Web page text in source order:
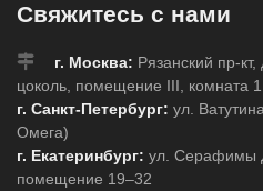
Свяжитесь с нами
г. Москва: Рязанский пр-
цоколь, помещение III, комната
г. Санкт-Петербург: ул.
Омега)
г. Екатеринбург: ул. Серафимы
помещение 19–32